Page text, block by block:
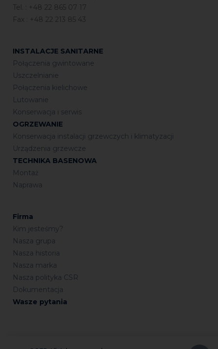
INSTALACJE SANITARNE
Połączenia gwintowane
Uszczelnianie
Połączenia kielichowe
Lutowanie
Konserwacja i serwis
OGRZEWANIE
Konserwacja instalacji grzewczych i klimatyzacji
Urządzenia grzewcze
TECHNIKA BASENOWA
Montaż
Naprawa
Firma
Kim jesteśmy?
Nasza grupa
Nasza historia
Nasza marka
Nasza polityka CSR
Dokumentacja
Wasze pytania
Tel. : +48 22 865 07 17
Fax : +48 22 213 85 43